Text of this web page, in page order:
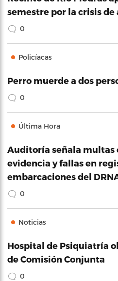
semestre por la crisis de
0
Policíacas
Perro muerde a dos
0
Última Hora
Auditoría señala multas
evidencia y fallas en
embarcaciones del
0
Noticias
Hospital de Psiquiatría
de Comisión Conjunta
0